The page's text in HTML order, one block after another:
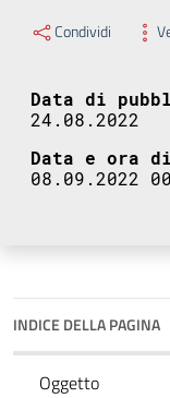
Condividi
Data di
24.08.2022
Data e ora di
08.09.2022
INDICE DELLA PAGINA
Oggetto